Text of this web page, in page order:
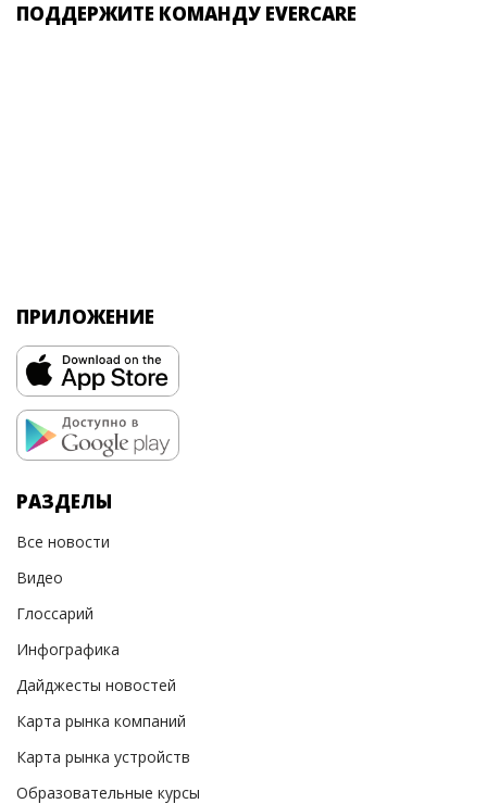
ПОДДЕРЖИТЕ КОМАНДУ EVERCARE
ПРИЛОЖЕНИЕ
РАЗДЕЛЫ
Все новости
Видео
Глоссарий
Инфографика
Дайджесты новостей
Карта рынка компаний
Карта рынка устройств
Образовательные курсы